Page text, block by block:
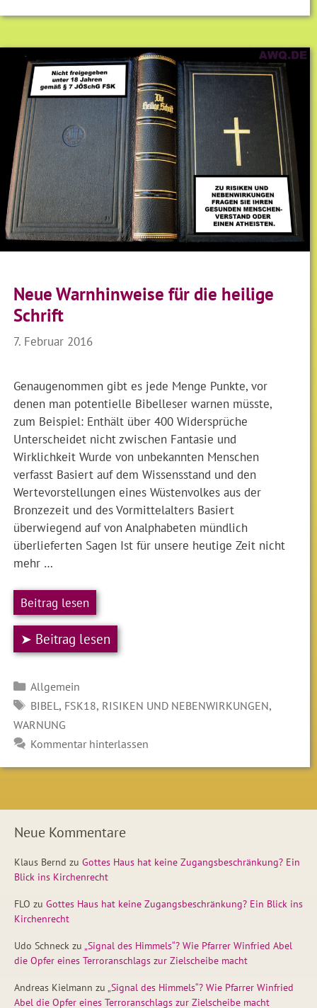
Neue Warnhinweise für die heilige
Schrift
7. Februar 2016
Genaugenommen gibt es jede Menge Punkte, vor
denen man potentielle Bibelleser warnen müsste,
zum Beispiel: Enthält über 400 Widersprüche
Unterscheidet nicht zwischen Fantasie und
Wirklichkeit Wurde von unbekannten Menschen
verfasst Basiert auf dem Wissensstand und den
Wertevorstellungen eines Wüstenvolkes aus der
Bronzezeit und des Vormittelalters Basiert
überwiegend auf von Analphabeten mündlich
überlieferten Sagen Ist für unsere heutige Zeit nicht
mehr …
Beitrag lesen
➤ Beitrag lesen
Kategorien
Allgemein
SCHLAGWÖRTER
BIBEL , FSK18, RISIKEN UND NEBENWIRKUNGEN,
WARNUNG
Kommentar hinterlassen
Neue Kommentare
Klaus Bernd zu Gottes Haus hat keine Zugangsbeschränkung? Ein
Blick ins Kirchenrecht
FLO zu Gottes Haus hat keine Zugangsbeschränkung? Ein Blick ins
Kirchenrecht
Udo Schneck zu „Signal des Himmels“? Wie Pfarrer Winfried Abel
die Opfer eines Terroranschlags zur Zielscheibe macht
Andreas Kielmann zu „Signal des Himmels“? Wie Pfarrer Winfried
Abel die Opfer eines Terroranschlags zur Zielscheibe macht